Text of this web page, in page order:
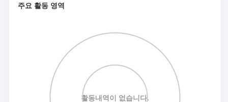
주요 활동 영역